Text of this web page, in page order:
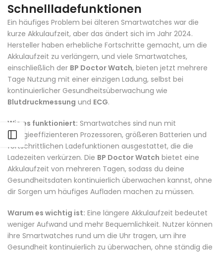
Seitenleiste öffnen
Schnellladefunktionen
Ein häufiges Problem bei älteren Smartwatches war die
kurze Akkulaufzeit, aber das ändert sich im Jahr 2024.
Hersteller haben erhebliche Fortschritte gemacht, um die
Akkulaufzeit zu verlängern, und viele Smartwatches,
einschließlich der BP Doctor Watch, bieten jetzt mehrere
Tage Nutzung mit einer einzigen Ladung, selbst bei
kontinuierlicher Gesundheitsüberwachung wie
Blutdruckmessung und ECG.
Wie es funktioniert: Smartwatches sind nun mit
energieeffizienteren Prozessoren, größeren Batterien und
fortschrittlichen Ladefunktionen ausgestattet, die die
Ladezeiten verkürzen. Die BP Doctor Watch bietet eine
Akkulaufzeit von mehreren Tagen, sodass du deine
Gesundheitsdaten kontinuierlich überwachen kannst, ohne
dir Sorgen um häufiges Aufladen machen zu müssen.
Warum es wichtig ist: Eine längere Akkulaufzeit bedeutet
weniger Aufwand und mehr Bequemlichkeit. Nutzer können
ihre Smartwatches rund um die Uhr tragen, um ihre
Gesundheit kontinuierlich zu überwachen, ohne ständig die